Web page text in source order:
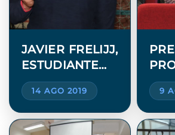
JAVIER FRELIJJ,
ESTUDIANTE
DE
TECNOLOGÍA
MÉDICA
CONSIGUE
14 AGO 2019
UV
9